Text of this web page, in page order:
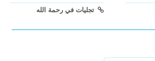
تجليات في رحمة الله